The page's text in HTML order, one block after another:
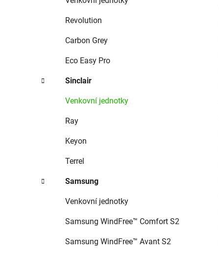
Revolution
Carbon Grey
Eco Easy Pro
Sinclair
Venkovní jednotky
Ray
Keyon
Terrel
Samsung
Venkovní jednotky
Samsung WindFree™ Comfort S2
Samsung WindFree™ Avant S2